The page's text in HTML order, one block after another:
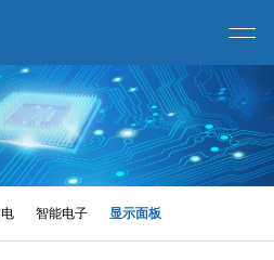
智能电子 显示面板